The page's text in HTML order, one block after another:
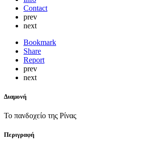
Contact
prev
next
Bookmark
Share
Report
prev
next
Διαμονή
Το πανδοχείο της Ρίνας
Περιγραφή